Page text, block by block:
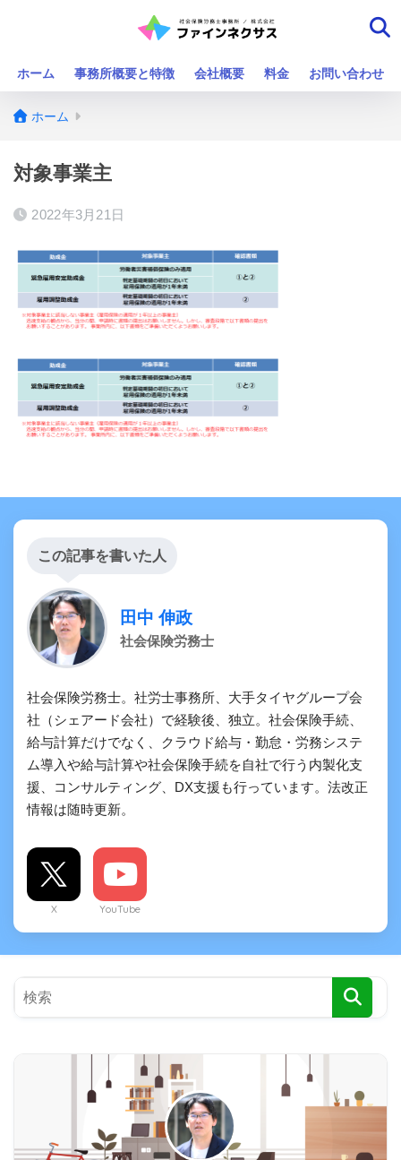
ホーム 事務所概要と特徴 会社概要 料金 お問い合わせ
ホーム
対象事業主
2022年3月21日
この記事を書いた人
田中 伸政
社会保険労務士
社会保険労務士。社労士事務所、大手タイヤグループ会
社（シェアード会社）で経験後、独立。社会保険手続、
給与計算だけでなく、クラウド給与・勤怠・労務システ
ム導入や給与計算や社会保険手続を自社で行う内製化支
援、コンサルティング、DX支援も行っています。法改正
情報は随時更新。
X YouTube